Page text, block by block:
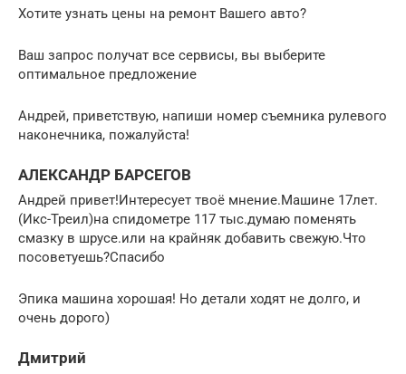
Хотите узнать цены на ремонт Вашего авто?
Ваш запрос получат все сервисы, вы выберите
оптимальное предложение
Андрей, приветствую, напиши номер съемника рулевого
наконечника, пожалуйста!
АЛЕКСАНДР БАРСЕГОВ
Андрей привет!Интересует твоё мнение.Машине 17лет.
(Икс-Треил)на спидометре 117 тыс.думаю поменять
смазку в шрусе.или на крайняк добавить свежую.Что
посоветуешь?Спасибо
Эпика машина хорошая! Но детали ходят не долго, и
очень дорого)
Дмитрий